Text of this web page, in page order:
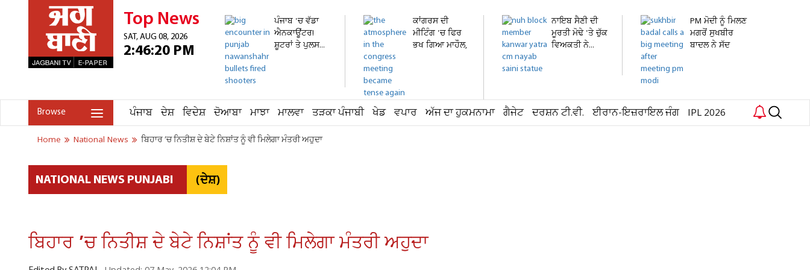
Top News
SAT, AUG 08, 2026
2:46:20 PM
ਪੰਜਾਬ 'ਚ ਵੱਡਾ
ਐਨਕਾਊਂਟਰ!
ਸ਼ੂਟਰਾਂ ਤੇ ਪੁਲਸ...
ਕਾਂਗਰਸ ਦੀ
ਮੀਟਿੰਗ 'ਚ ਫਿਰ
ਭਖ ਗਿਆ ਮਾਹੌਲ,
ਨਾਇਬ ਸੈਣੀ ਦੀ
ਮੂਰਤੀ ਮੋਢੇ 'ਤੇ ਚੁੱਕ
ਵਿਅਕਤੀ ਨੇ...
PM ਮੋਦੀ ਨੂੰ ਮਿਲਣ
ਮਗਰੋਂ ਸੁਖਬੀਰ
ਬਾਦਲ ਨੇ ਸੱਦ
Browse ਪੰਜਾਬ ਦੇਸ਼ ਵਿਦੇਸ਼ ਦੋਆਬਾ ਮਾਝਾ ਮਾਲਵਾ ਤੜਕਾ ਪੰਜਾਬੀ ਖੇਡ ਵਪਾਰ ਅੱਜ ਦਾ ਹੁਕਮਨਾਮਾ ਗੈਜੇਟ ਦਰਸ਼ਨ ਟੀ.ਵੀ. ਈਰਾਨ-ਇਜ਼ਰਾਇਲ ਜੰਗ IPL 2026
Home National News ਬਿਹਾਰ ’ਚ ਨਿਤੀਸ਼ ਦੇ ਬੇਟੇ ਨਿਸ਼ਾਂਤ ਨੂੰ ਵੀ ਮਿਲੇਗਾ ਮੰਤਰੀ ਅਹੁਦਾ
NATIONAL NEWS PUNJABI (ਦੇਸ਼)
ਬਿਹਾਰ ’ਚ ਨਿਤੀਸ਼ ਦੇ ਬੇਟੇ ਨਿਸ਼ਾਂਤ ਨੂੰ ਵੀ ਮਿਲੇਗਾ ਮੰਤਰੀ ਅਹੁਦਾ